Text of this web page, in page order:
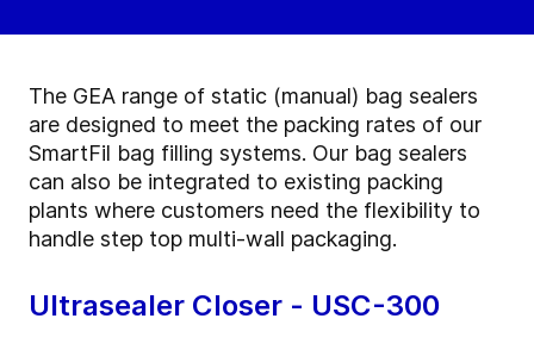
The GEA range of static (manual) bag sealers
are designed to meet the packing rates of our
SmartFil bag filling systems. Our bag sealers
can also be integrated to existing packing
plants where customers need the flexibility to
handle step top multi-wall packaging.
Ultrasealer Closer - USC-300